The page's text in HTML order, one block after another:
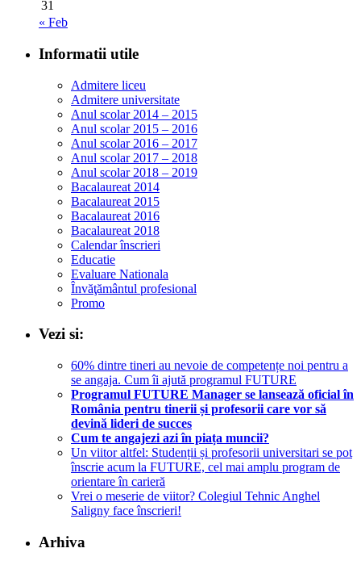
31
« Feb
Informatii utile
Admitere liceu
Admitere universitate
Anul scolar 2014 – 2015
Anul scolar 2015 – 2016
Anul scolar 2016 – 2017
Anul scolar 2017 – 2018
Anul scolar 2018 – 2019
Bacalaureat 2014
Bacalaureat 2015
Bacalaureat 2016
Bacalaureat 2018
Calendar înscrieri
Educatie
Evaluare Nationala
Învăţământul profesional
Promo
Vezi si:
60% dintre tineri au nevoie de competențe noi pentru a
se angaja. Cum îi ajută programul FUTURE
Programul FUTURE Manager se lansează oficial în
România pentru tinerii și profesorii care vor să
devină lideri de succes
Cum te angajezi azi în piața muncii?
Un viitor altfel: Studenții și profesorii universitari se pot
înscrie acum la FUTURE, cel mai amplu program de
orientare în carieră
Vrei o meserie de viitor? Colegiul Tehnic Anghel
Saligny face înscrieri!
Arhiva